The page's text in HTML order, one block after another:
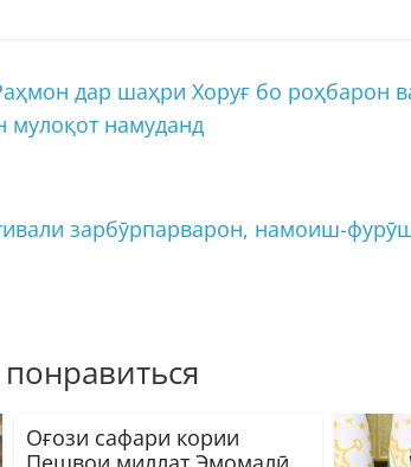
дар шаҳри Хоруғ бо роҳбарон
мулоқот намуданд
зарбӯрпарварон, намоиш-
Оғози сафари кории